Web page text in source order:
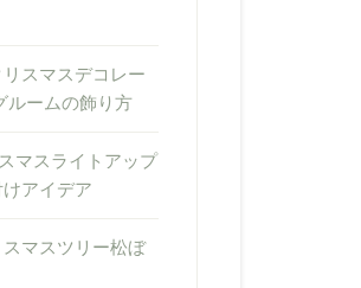
スマスデコレー
ルームの飾り方
マスライトアップ
アイデア
マスツリー松ぼ